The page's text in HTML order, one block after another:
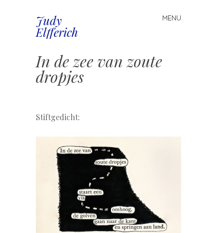
Judy
Elfferich
MENU
Spring
naar
In de zee van zoute
dropjes
Stiftgedicht: